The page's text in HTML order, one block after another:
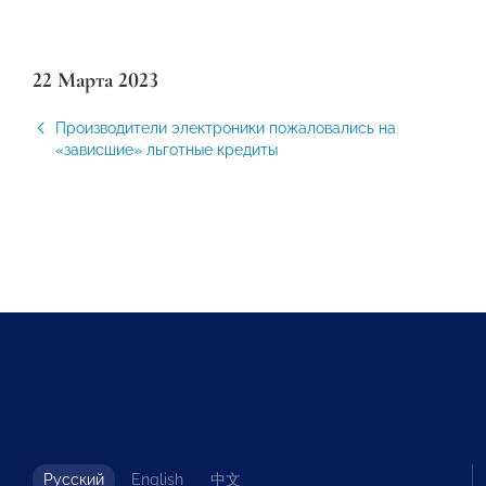
22 Марта 2023
Производители электроники пожаловались на
«зависшие» льготные кредиты
Русский English 中文